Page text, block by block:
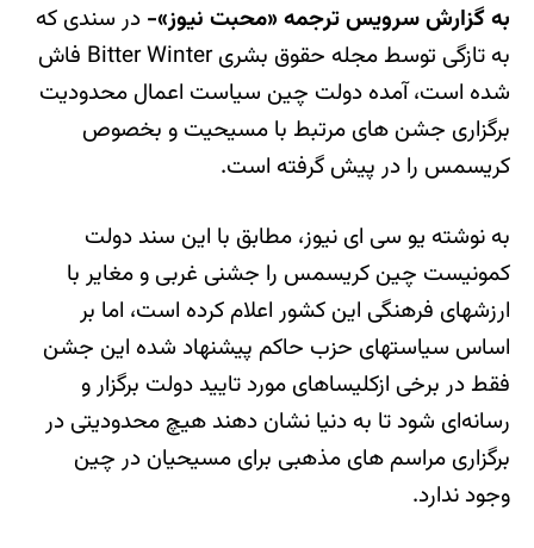
به گزارش سرویس ترجمه «محبت نیوز»- در سندی که
به تازگی توسط مجله حقوق بشری Bitter Winter فاش
شده است، آمده دولت چین سیاست اعمال محدودیت
برگزاری جشن های مرتبط با مسیحیت و بخصوص
کریسمس را در پیش گرفته است.
به نوشته یو سی ای نیوز، مطابق با این سند دولت
کمونیست چین کریسمس را جشنی غربی و مغایر با
ارزشهای فرهنگی این کشور اعلام کرده است، اما بر
اساس سیاستهای حزب حاکم پیشنهاد شده این جشن
فقط در برخی ازکلیساهای مورد تایید دولت برگزار و
رسانه‌ای شود تا به دنیا نشان دهند هیچ محدودیتی در
برگزاری مراسم های مذهبی برای مسیحیان در چین
وجود ندارد.